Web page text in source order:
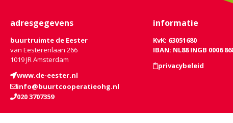
adresgegevens
buurtruimte de Eester
van Eesterenlaan 266
1019 JR Amsterdam
www.de-eester.nl
info@buurtcooperatieohg.nl
020 3707359
informatie
KvK: 63051680
IBAN: NL88 INGB 0006
privacybeleid